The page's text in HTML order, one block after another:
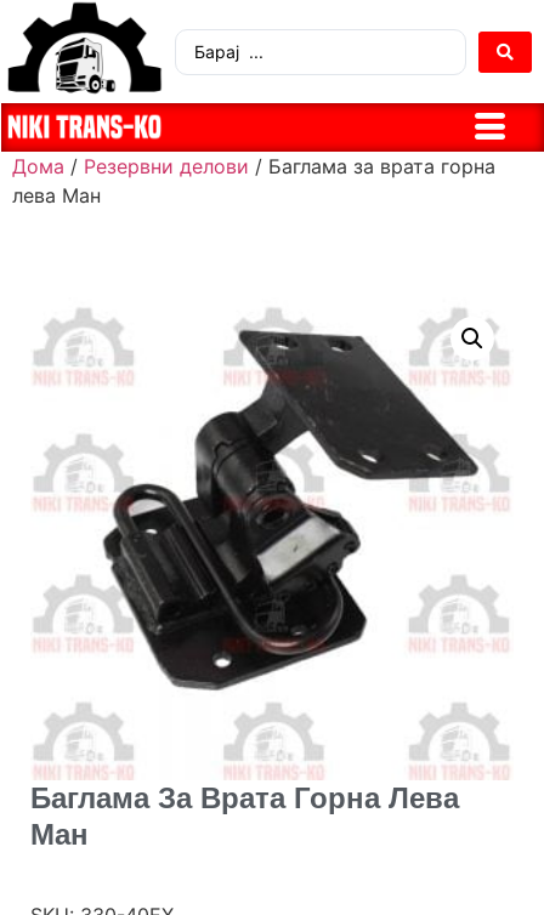
Дома / Резервни делови / Баглама за врата горна
лева Ман
Баглама За Врата Горна Лева
Ман